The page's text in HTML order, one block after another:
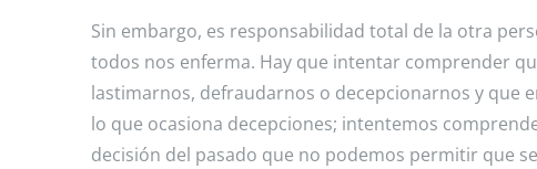
Sin embargo, es responsabilidad total de la otra
todos nos enferma. Hay que intentar comprender
lastimarnos, defraudarnos o decepcionarnos y que
lo que ocasiona decepciones; intentemos
decisión del pasado que no podemos permitir que